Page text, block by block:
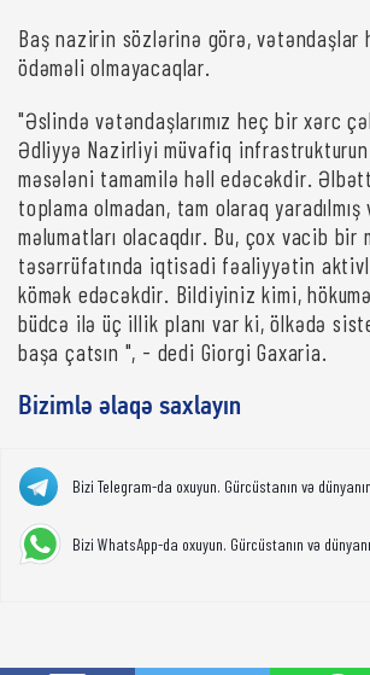
Baş nazirin sözlərinə görə, vətəndaşlar
ödəməli olmayacaqlar.
"Əslində vətəndaşlarımız heç bir xərc
Ədliyyə Nazirliyi müvafiq
məsələni tamamilə həll edəcəkdir.
toplama olmadan, tam olaraq
məlumatları olacaqdır. Bu, çox vacib bir
təsərrüfatında iqtisadi fəaliyyətin
kömək edəcəkdir. Bildiyiniz kimi,
büdcə ilə üç illik planı var ki, ölkədə
başa çatsın ", - dedi Giorgi Gaxaria.
Bizimlə əlaqə saxlayın
Bizi Telegram-da oxuyun. Gürcüstanın və
Bizi WhatsApp-da oxuyun. Gürcüstanın və